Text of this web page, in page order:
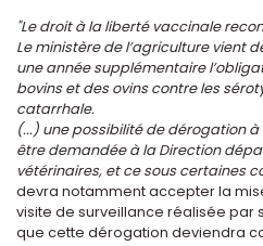
"Le droit à la liberté vaccinale
Le ministère de l’agriculture vient
une année supplémentaire
bovins et des ovins contre les
catarrhale.
(...) une possibilité de dérogation
être demandée à la Direction
vétérinaires, et ce sous certaines
devra notamment accepter la
visite de surveillance réalisée par
que cette dérogation deviendra